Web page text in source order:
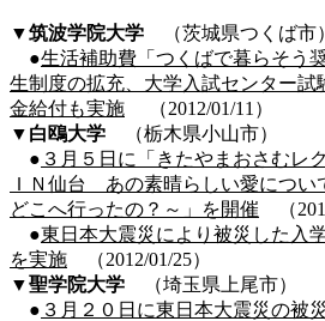
▼筑波学院大学 （茨城県つくば市）
●生活補助費「つくばで暮らそ
生制度の拡充、大学入試センター試
金給付も実施 （2012/01/11）
▼ 白鴎大学 （栃木県小山市）
● ３月５日に「きたやまおさむレ
ＩＮ仙台 あの素晴らしい愛につ
どこへ行ったの？～」を開催 （
●東日本大震災により被災した入
を実施 （2012/01/25）
▼聖学院大学
（埼玉県上尾市）
● ３月２０日に東日本大震災の被